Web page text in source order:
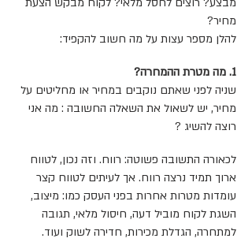
מחיר?
להלן מספר עצות על מה חשוב להקפיד:
1. מה מטרת ההמחרה?
שניה לפני שאתם נוקבים במחיר או מחליטים על
מחיר, יש לשאול את השאלה החשובה : מה אני
רוצה להשיג ?
לכאורה התשובה פשוטה: רווח. וזה נכון, לטווח
ארוך תמיד נרצה רווח. אך לעיתים לטווח קצר
עומדות מטרות אחרות בפני העסק כמו: מיצוב,
השגת לקוח מוביל דעה, חיסול מלאי, תגובה
למתחרה, הגדלת מכירות, חדירה לשוק ועוד.